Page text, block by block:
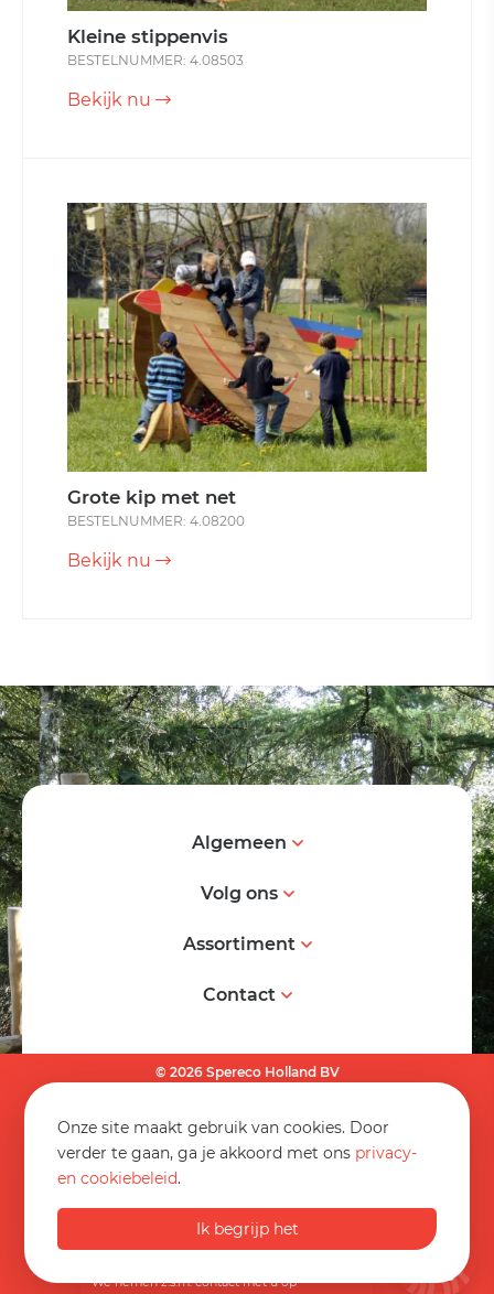
Onze site maakt gebruik van cookies. Door
verder te gaan, ga je akkoord met ons privacy-
en cookiebeleid.
Ik begrijp het
Kleine stippenvis
BESTELNUMMER: 4.08503
Bekijk nu
Grote kip met net
BESTELNUMMER: 4.08200
Bekijk nu
Algemeen
Volg ons
Assortiment
Contact
© 2026 Spereco Holland BV
Informatieblad
Disclaimer
+31 495 540205
Op werkdagen van 08:30 tot 17:00
We nemen z.s.m. contact met u op